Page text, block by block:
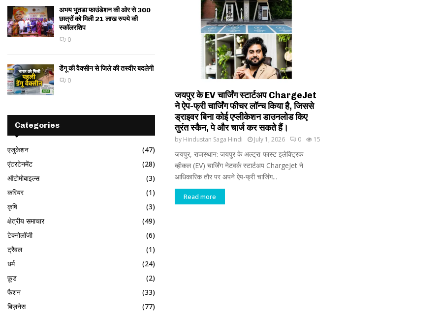
जयपुर के EV चार्जिंग स्टार्टअप ChargeJet
ने ऐप-फ्री चार्जिंग फीचर लॉन्च किया है, जिससे
ड्राइवर बिना कोई एप्लीकेशन डाउनलोड किए
तुरंत स्कैन, पे और चार्ज कर सकते हैं।
by Hindustan Saga Hindi July 1, 2026 0 15
जयपुर, राजस्थान: जयपुर के अल्ट्रा-फास्ट इलेक्ट्रिक
व्हीकल (EV) चार्जिंग नेटवर्क स्टार्टअप ChargeJet ने
आधिकारिक तौर पर अपने ऐप-फ्री चार्जिंग...
Read more
अभय भुतडा फाउंडेशन की ओर से 300
छात्रों को मिली 21 लाख रुपये की
स्कॉलरशिप
0
डेंगू की वैक्सीन से जिले की तस्वीर बदलेगी
0
Categories
एजुकेशन
(47)
एंटरटेनमेंट
(28)
ऑटोमोबाइल्स
(3)
करियर
(1)
कृषि
(3)
क्षेत्रीय समाचार
(49)
टेक्नोलॉजी
(6)
ट्रैवल
(1)
धर्म
(24)
फ़ूड
(2)
फैशन
(33)
बिज़नेस
(77)